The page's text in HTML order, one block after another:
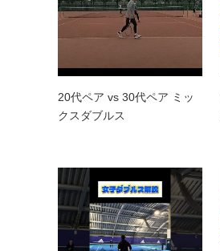
20代ペア vs 30代ペア ミッ
クスダブルス